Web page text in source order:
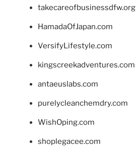
takecareofbusinessdfw.org
HamadaOfJapan.com
VersifyLifestyle.com
kingscreekadventures.com
antaeuslabs.com
purelycleanchemdry.com
WishOping.com
shoplegacee.com